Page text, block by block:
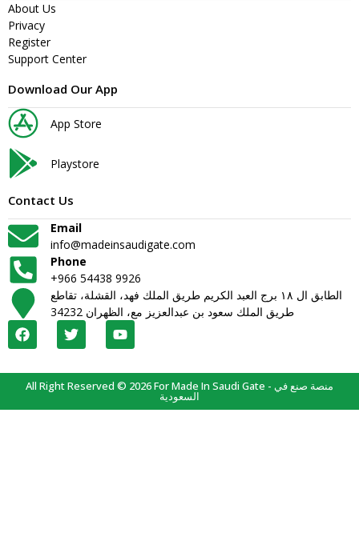
About Us
Privacy
Register
Support Center
Download Our App
App Store
Playstore
Contact Us
Email
info@madeinsaudigate.com
Phone
+966 54438 9926
الطابق ال ١٨ برج العبد الكريم طريق الملك فهد، القشلة، تقاطع
طريق الملك سعود بن عبدالعزيز مع، الظهران 34232
All Right Reserved © 2026 For Made In Saudi Gate - منصة صنع في
السعودية